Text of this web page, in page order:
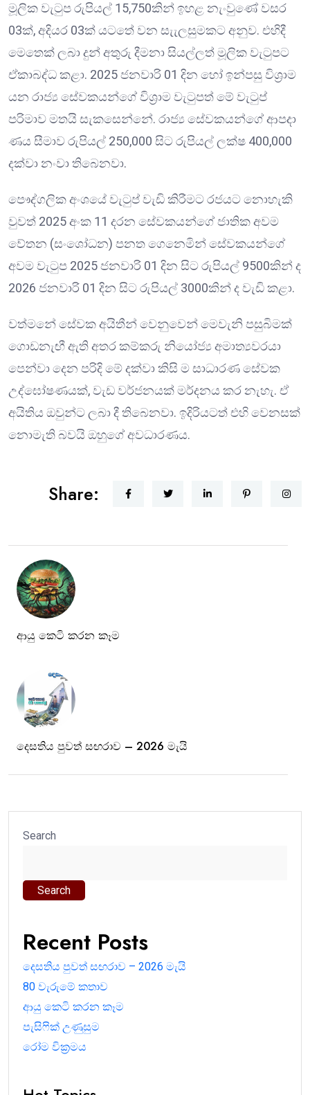
මූලික වැටුප රුපියල් 15,750කින් ඉහළ නැංවුණේ වසර
03ක්, අදියර 03ක් යටතේ වන සැැලසුමකට අනුව. එහිදී
මෙතෙක් ලබා දුන් අතුරු දීමනා සියල්ලත් මූලික වැටුපට
ඒකාබද්ධ කළා. 2025 ජනවාරි 01 දින හෝ ඉන්පසු විශ්‍රාම
යන රාජ්‍ය සේවකයන්ගේ විශ්‍රාම වැටුපත් මේ වැටුප්
පරිමාව මතයි සැකසෙන්නේ. රාජ්‍ය සේවකයන්ගේ ආපදා
ණය සීමාව රුපියල් 250,000 සිට රුපියල් ලක්ෂ 400,000
දක්වා නංවා තිබෙනවා.
පෞද්ගලික අංශයේ වැටුප් වැඩි කිරීමට රජයට නොහැකි
වුවත් 2025 අංක 11 දරන සේවකයන්ගේ ජාතික අවම
වේතන (සංශෝධන) පනත ගෙනෙමින් සේවකයන්ගේ
අවම වැටුප 2025 ජනවාරි 01 දින සිට රුපියල් 9500කින් ද
2026 ජනවාරි 01 දින සිට රුපියල් 3000කින් ද වැඩි කළා.
වත්මනේ සේවක අයිතීන් වෙනුවෙන් මෙවැනි පසුබිමක්
ගොඩනැඟී ඇති අතර කම්කරු නියෝජ්‍ය අමාත්‍යවරයා
පෙන්වා දෙන පරිදි මේ දක්වා කිසි ම සාධාරණ සේවක
උද්ඝෝෂණයක්, වැඩ වර්ජනයක් මර්දනය කර නැහැ. ඒ
අයිතිය ඔවුන්ට ලබා දී තිබෙනවා. ඉදිරියටත් එහි වෙනසක්
නොමැති බවයි ඔහුගේ අවධාරණය.
Share:
ආයු කෙටි කරන කෑම
දෙසතිය පුවත් සඟරාව – 2026 මැයි
Search
Search
Recent Posts
දෙසතිය පුවත් සඟරාව – 2026 මැයි
80 වැරුමේ කතාව
ආයු කෙටි කරන කෑම
පැසිෆික් උණුසුම
රෝම වික්‍රමය